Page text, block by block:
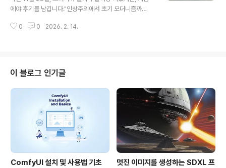
섞인 문구고요. 작년 9월부터 올 1월말까지 예술의 전당 한
세잔, 르누아르 전, 그리고 작년 11월부터 올 3월까지 진행
에야 후기를 남깁니다."인상주의에서 초기 모더니즘까
까지 열리는 전시회로, 뉴욕 메트로폴리탄 미술관 소장품
먼입니다. 물론 1969년에 돌아가신 분이니까 직접적인 관
련은 없지만요.로버트 리면은 생전에 인상주의를 비롯한
근대 미술의 후원자로 널리 알려져 있습니다. 아버지로부
터 물려받은 아트 컬렉션을 꾸준히 확장했고, 돌아가신 후
로버트 리먼 재단은 앙리 마티스, 프란시스코 고야, 앙리 드
툴루즈-로트렉, 에두아르 뷔..
0 0 2026. 2. 14.
이 블로그 인기글
ComfyUI 설치 및 사용법 기초
멋진 이미지를 생성하는 SDXL 프